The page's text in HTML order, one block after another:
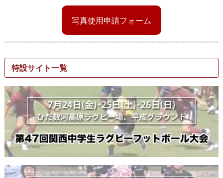
写真使用申請フォーム
特設サイト一覧